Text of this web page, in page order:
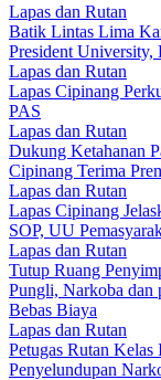
Lapas dan Rutan
Batik Lintas Lima
President University,
Lapas dan Rutan
Lapas Cipinang
PAS
Lapas dan Rutan
Dukung Ketahanan
Cipinang Terima
Lapas dan Rutan
Lapas Cipinang
SOP, UU
Lapas dan Rutan
Tutup Ruang
Pungli, Narkoba dan
Bebas Biaya
Lapas dan Rutan
Petugas Rutan Kelas
Penyelundupan